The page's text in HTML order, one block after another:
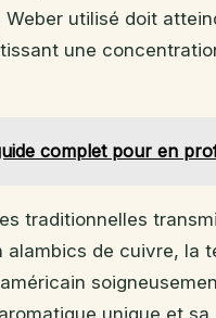
Weber utilisé doit
une
complet pour en
traditionnelles
de cuivre, la